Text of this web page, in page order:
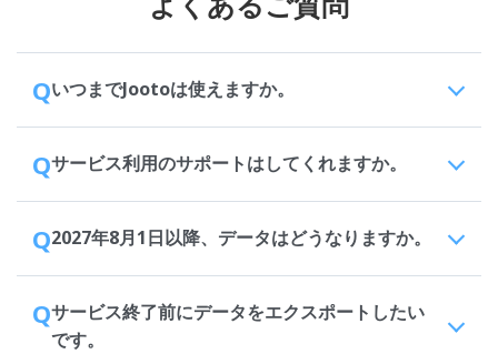
QいつまでJootoは使えますか。
Qサービス利用のサポートはしてくれますか。
Q2027年8月1日以降、データはどうなりますか。
Qサービス終了前にデータをエクスポートしたい
です。